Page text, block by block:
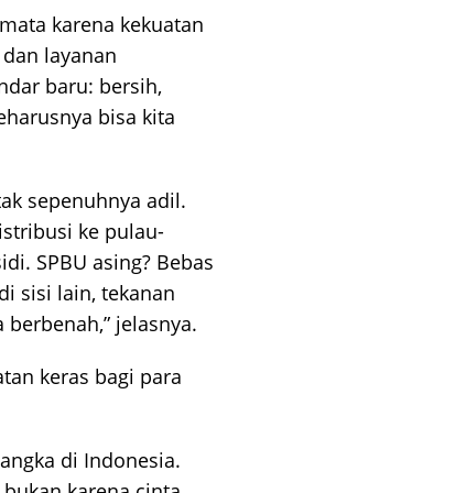
karena kekuatan
layanan
baru: bersih,
bisa kita
sepenuhnya adil.
ke pulau-
SPBU asing? Bebas
sisi lain, tekanan
jelasnya.
keras bagi para
di Indonesia.